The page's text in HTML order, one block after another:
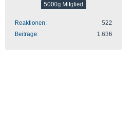
5000g Mitglied
Reaktionen
522
Beiträge
1.636